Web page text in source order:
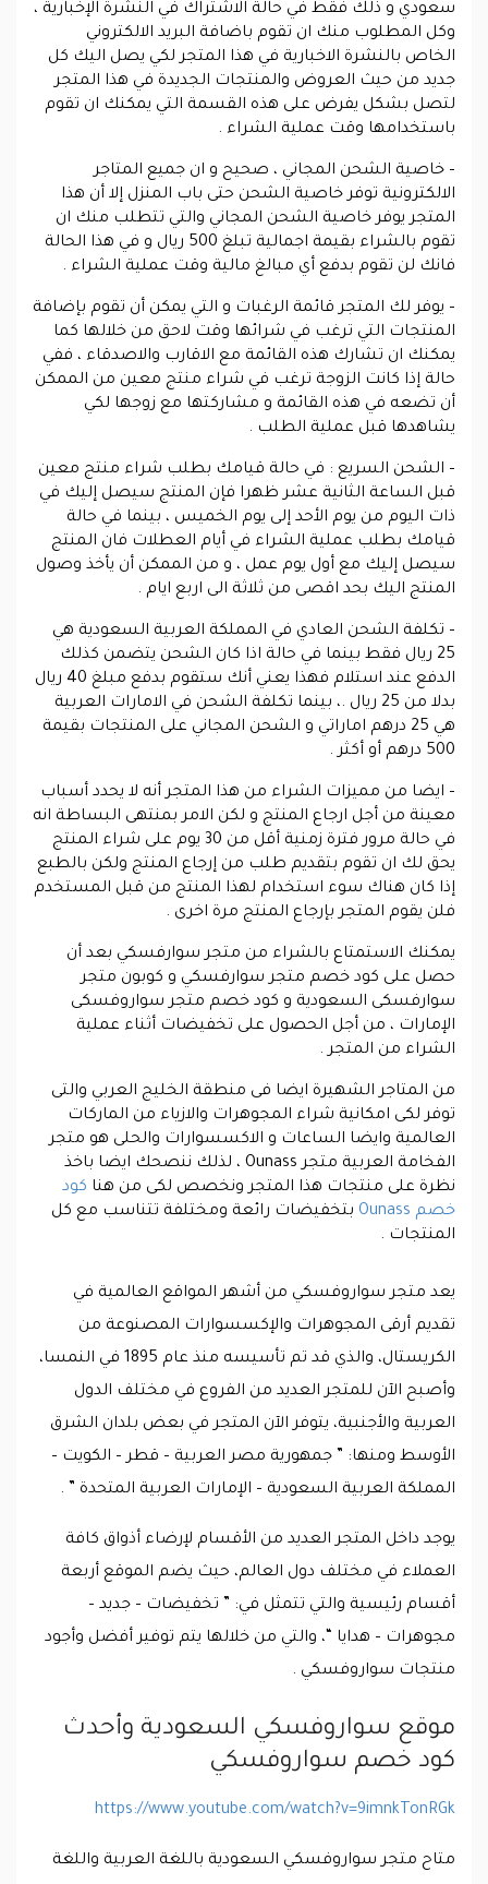
سعودي و ذلك فقط في حالة الاشتراك في النشرة الإخبارية ،
وكل المطلوب منك ان تقوم باضافة البريد الالكتروني
الخاص بالنشرة الاخبارية في هذا المتجر لكي يصل اليك كل
جديد من حيث العروض والمنتجات الجديدة في هذا المتجر
لتصل بشكل يفرض على هذه القسمة التي يمكنك ان تقوم
باستخدامها وقت عملية الشراء .
– خاصية الشحن المجاني ، صحيح و ان جميع المتاجر
الالكترونية توفر خاصية الشحن حتى باب المنزل إلا أن هذا
المتجر يوفر خاصية الشحن المجاني والتي تتطلب منك ان
تقوم بالشراء بقيمة اجمالية تبلغ 500 ريال و في هذا الحالة
فانك لن تقوم بدفع أي مبالغ مالية وقت عملية الشراء .
– يوفر لك المتجر قائمة الرغبات و التي يمكن أن تقوم بإضافة
المنتجات التي ترغب في شرائها وقت لاحق من خلالها كما
يمكنك ان تشارك هذه القائمة مع الاقارب والاصدقاء ، ففي
حالة إذا كانت الزوجة ترغب في شراء منتج معين من الممكن
أن تضعه في هذه القائمة و مشاركتها مع زوجها لكي
يشاهدها قبل عملية الطلب .
– الشحن السريع : في حالة قيامك بطلب شراء منتج معين
قبل الساعة الثانية عشر ظهرا فإن المنتج سيصل إليك في
ذات اليوم من يوم الأحد إلى يوم الخميس ، بينما في حالة
قيامك بطلب عملية الشراء في أيام العطلات فان المنتج
سيصل إليك مع أول يوم عمل ، و من الممكن أن يأخذ وصول
المنتج اليك بحد اقصى من ثلاثة الى اربع ايام .
– تكلفة الشحن العادي في المملكة العربية السعودية هي
25 ريال فقط بينما في حالة اذا كان الشحن يتضمن كذلك
الدفع عند استلام فهذا يعني أنك ستقوم بدفع مبلغ 40 ريال
بدلا من 25 ريال .، بينما تكلفة الشحن في الامارات العربية
هي 25 درهم اماراتي و الشحن المجاني على المنتجات بقيمة
500 درهم أو أكثر .
– ايضا من مميزات الشراء من هذا المتجر أنه لا يحدد أسباب
معينة من أجل ارجاع المنتج و لكن الامر بمنتهى البساطة انه
في حالة مرور فترة زمنية أقل من 30 يوم على شراء المنتج
يحق لك ان تقوم بتقديم طلب من إرجاع المنتج ولكن بالطبع
إذا كان هناك سوء استخدام لهذا المنتج من قبل المستخدم
فلن يقوم المتجر بإرجاع المنتج مرة اخرى .
يمكنك الاستمتاع بالشراء من متجر سوارفسكي بعد أن
حصل على كود خصم متجر سوارفسكي و كوبون متجر
سوارفسكى السعودية و كود خصم متجر سواروفسكى
الإمارات ، من أجل الحصول على تخفيضات أثناء عملية
الشراء من المتجر .
من المتاجر الشهيرة ايضا فى منطقة الخليج العربي والتى
توفر لكى امكانية شراء المجوهرات والازياء من الماركات
العالمية وايضا الساعات و الاكسسوارات والحلى هو متجر
الفخامة العربية متجر Ounass ، لذلك ننصحك ايضا باخذ
نظرة على منتجات هذا المتجر ونخصص لكى من هنا كود
خصم Ounass
بتخفيضات رائعة ومختلفة تتناسب مع كل
المنتجات .
يعد متجر سواروفسكي من أشهر المواقع العالمية في
تقديم أرقى المجوهرات والإكسسوارات المصنوعة من
الكريستال، والذي قد تم تأسيسه منذ عام 1895 في النمسا،
وأصبح الآن للمتجر العديد من الفروع في مختلف الدول
العربية والأجنبية، يتوفر الآن المتجر في بعض بلدان الشرق
الأوسط ومنها: ” جمهورية مصر العربية – قطر – الكويت –
المملكة العربية السعودية – الإمارات العربية المتحدة ” .
يوجد داخل المتجر العديد من الأقسام لإرضاء أذواق كافة
العملاء في مختلف دول العالم، حيث يضم الموقع أربعة
أقسام رئيسية والتي تتمثل في: ” تخفيضات – جديد –
مجوهرات – هدايا “، والتي من خلالها يتم توفير أفضل وأجود
منتجات سواروفسكي .
موقع سواروفسكي السعودية وأحدث
كود خصم سواروفسكي
https://www.youtube.com/watch?v=9imnkTonRGk
متاح متجر سواروفسكي السعودية باللغة العربية واللغة